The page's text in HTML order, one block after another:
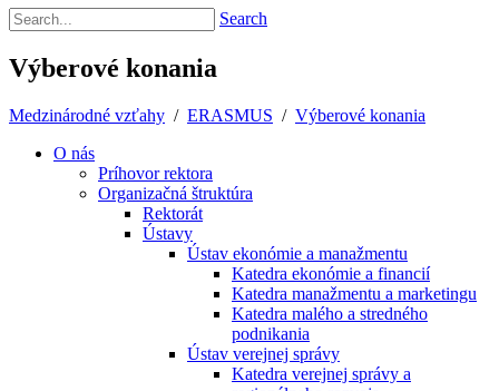
Search
Výberové konania
Medzinárodné vzťahy / ERASMUS / Výberové konania
O nás
Príhovor rektora
Organizačná štruktúra
Rektorát
Ústavy
Ústav ekonómie a manažmentu
Katedra ekonómie a financií
Katedra manažmentu a marketingu
Katedra malého a stredného
podnikania
Ústav verejnej správy
Katedra verejnej správy a